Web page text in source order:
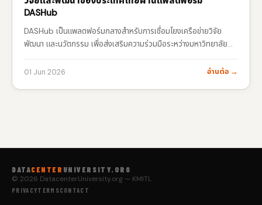
DASHub
DASHub เป็นแพลตฟอร์มกลางสำหรับการเชื่อมโยงเครือข่ายวิจัย
พัฒนา และนวัตกรรม เพื่อส่งเสริมความร่วมมือระหว่างมหาวิทยาลัย
หน่วยงานภาครัฐ ภาคเอกชน และนักวิจัยทั่วประเทศ ต่อยอดองค์ความรู้
สู่การใช้ประโยชน์จริง และสร้างผลกระทบเชิงเศรษฐกิจและสังคมอย่าง
01 Jun 2026 อ่านต่อ →
DATACENTER UNIVERSITY.ORG
© 2026 DatacenterUniversity.org — KMITL
PRIVACYTERMSCONTACT